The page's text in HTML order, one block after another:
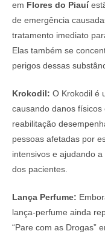
em Flores do Piauí
de emergência
tratamento imediato
Elas também se
perigos dessas
Krokodil: O Krokodil é
causando danos físicos
reabilitação
pessoas afetadas por
intensivos e ajudando
dos pacientes.
Lança Perfume:
lança-perfume ainda
“Pare com as Drogas”